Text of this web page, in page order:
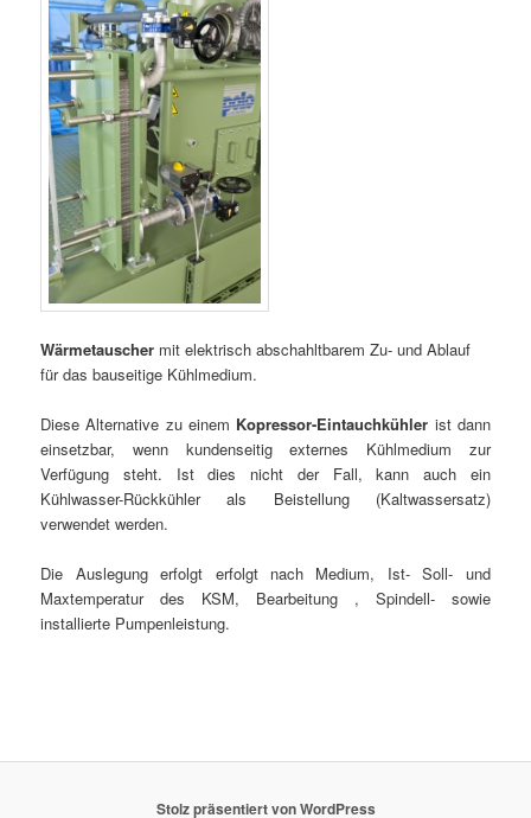
Wärmetauscher mit elektrisch abschahltbarem Zu- und Ablauf
für das bauseitige Kühlmedium.
Diese Alternative zu einem Kopressor-Eintauchkühler ist dann
einsetzbar, wenn kundenseitig externes Kühlmedium zur
Verfügung steht. Ist dies nicht der Fall, kann auch ein
Kühlwasser-Rückkühler als Beistellung (Kaltwassersatz)
verwendet werden.
Die Auslegung erfolgt erfolgt nach Medium, Ist- Soll- und
Maxtemperatur des KSM, Bearbeitung , Spindell- sowie
installierte Pumpenleistung.
Stolz präsentiert von WordPress